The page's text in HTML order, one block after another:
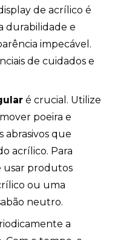
de acrílico é
durabilidade e
impecável.
de cuidados e
é crucial. Utilize
poeira e
abrasivos que
acrílico. Para
usar produtos
ou uma
neutro.
a